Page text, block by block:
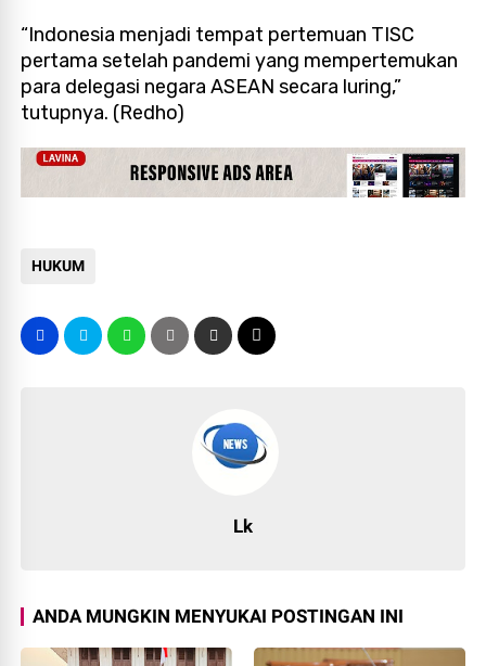
“Indonesia menjadi tempat pertemuan TISC
pertama setelah pandemi yang mempertemukan
para delegasi negara ASEAN secara luring,”
tutupnya. (Redho)
HUKUM
Lk
ANDA MUNGKIN MENYUKAI POSTINGAN INI